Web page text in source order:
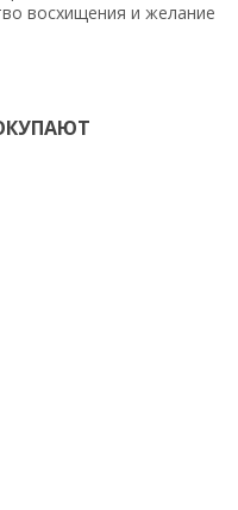
восхищения и желание